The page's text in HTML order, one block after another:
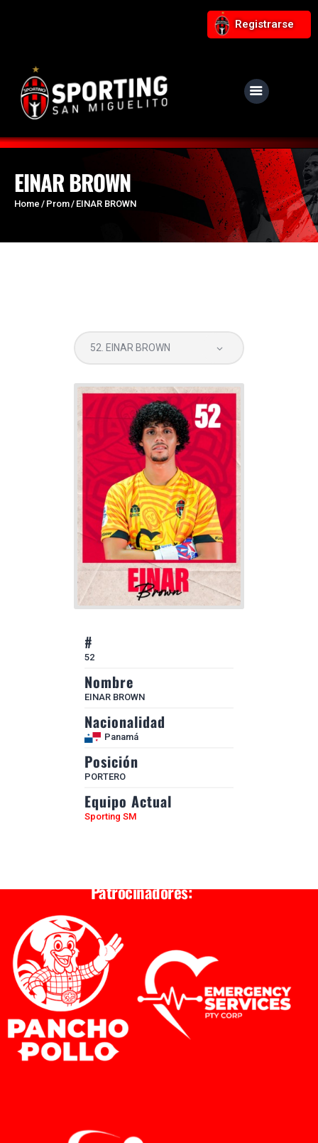
Registrarse
EINAR BROWN
Home Prom EINAR BROWN
NUESTRO CLUB
Noticias
Responsabilidad Social
Contáctanos
#
52
Nombre
EINAR BROWN
Nacionalidad
Panamá
Posición
PORTERO
Equipo Actual
Sporting SM
Patrocinadores: